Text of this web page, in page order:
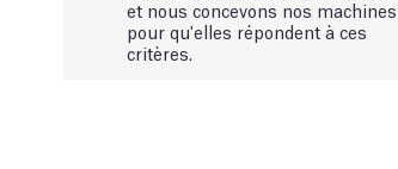
et nous concevons nos machines
pour qu'elles répondent à ces
critères.